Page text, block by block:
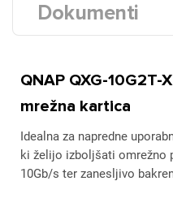
Dokumenti
QNAP QXG-10G2T-
mrežna kartica
Idealna za napredne
ki želijo izboljšati omrežno
10Gb/s ter zanesljivo